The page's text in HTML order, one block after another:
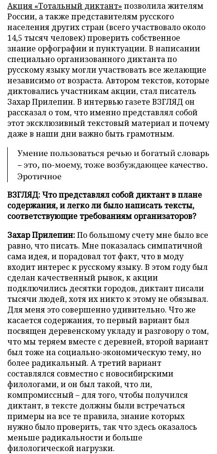
Акция «Тотальный диктант» позволила жителям
России, а также представителям русского
населения других стран (всего участвовало около
14,5 тысяч человек) проверить собственное
знание орфографии и пунктуации. В написании
специально организованного диктанта по
русскому языку могли участвовать все желающие
независимо от возраста. Автором текстов, которые
диктовались участникам акции, стал писатель
Захар Прилепин. В интервью газете ВЗГЛЯД он
рассказал о том, что именно представлял собой
этот эксклюзивный текстовый материал и почему
даже в наши дни важно быть грамотным.
Умение пользоваться речью и богатый словарь
– это, по-моему, тоже возбуждающее качество.
Эротичное
ВЗГЛЯД: Что представлял собой диктант в плане
содержания, и легко ли было написать тексты,
соответствующие требованиям организаторов?
Захар Прилепин:По большому счету мне было все
равно, что писать. Мне показалась симпатичной
сама идея, и порадовал тот факт, что в моду
входит интерес к русскому языку. В этом году был
сделан качественный рывок, к акции
подключились десятки городов, диктант писали
тысячи людей, хотя их никто к этому не обязывал.
Для меня это совершенно удивительно. Что же
касается содержания, то первый вариант был
посвящен деревенскому укладу и разговору о том,
что мы теряем вместе с деревней, второй вариант
был тоже на социально-экономическую тему, но
более радикальный. А третий вариант
составлялся совместно с новосибирскими
филологами, и он был такой, что ли,
компромиссный – для того, чтобы получился
диктант, в тексте должны были встречаться
примеры на все те правила, знание которых
нужно было проверить, так что здесь оказалось
меньше радикальности и больше
филологической нагрузки.